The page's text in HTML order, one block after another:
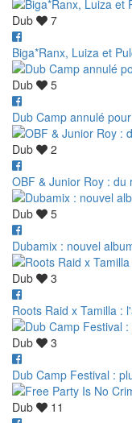
Dub
7
Biga*Ranx, Luiza et
Dub
5
Dub Camp annulé
Dub
2
OBF & Junior Roy : du
Dub
5
Dubamix : nouvel
Dub
3
Roots Raid x Tamilla :
Dub
3
Dub Camp Festival :
Dub
11